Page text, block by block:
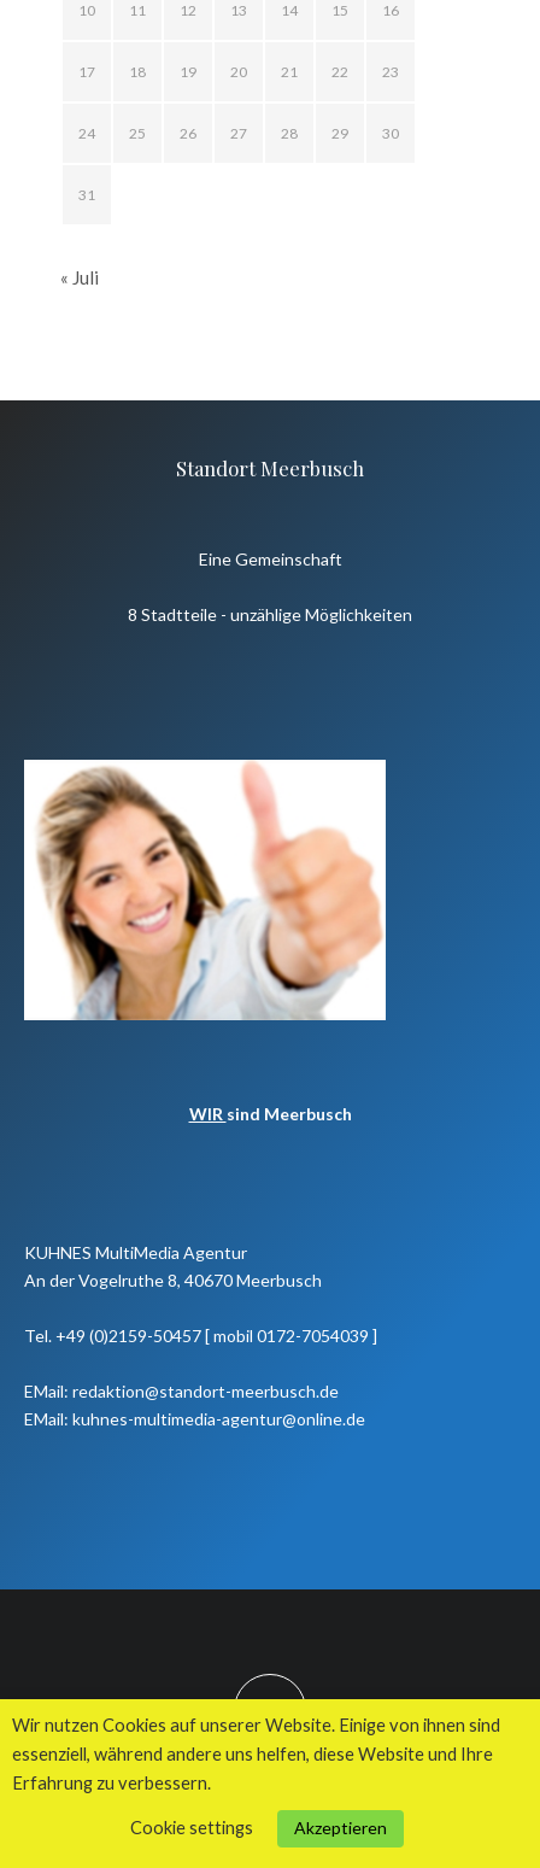
10 11 12 13 14 15 16
17 18 19 20 21 22 23
24 25 26 27 28 29 30
31
« Juli
Standort Meerbusch
Eine Gemeinschaft
8 Stadtteile - unzählige Möglichkeiten
WIR sind Meerbusch
KUHNES MultiMedia Agentur
An der Vogelruthe 8, 40670 Meerbusch
Tel. +49 (0)2159-50457 [ mobil 0172-7054039 ]
EMail: redaktion@standort-meerbusch.de
EMail: kuhnes-multimedia-agentur@online.de
TOP
© 2026 Kuhnes MultiMedia Agentur
Wir nutzen Cookies auf unserer Website. Einige von ihnen sind
essenziell, während andere uns helfen, diese Website und Ihre
Erfahrung zu verbessern.
Cookie settings Akzeptieren